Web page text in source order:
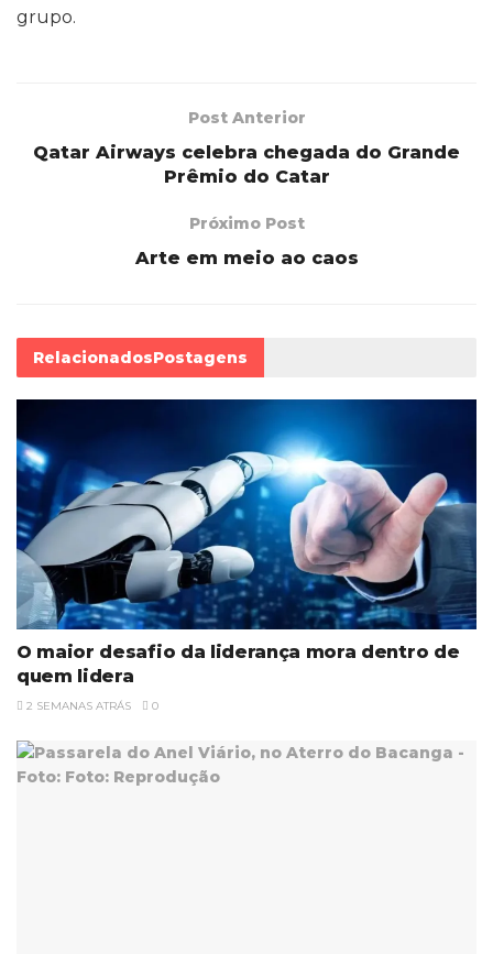
grupo.
Post Anterior
Qatar Airways celebra chegada do Grande
Prêmio do Catar
Próximo Post
Arte em meio ao caos
RelacionadosPostagens
O maior desafio da liderança mora dentro de
quem lidera
2 SEMANAS ATRÁS 0